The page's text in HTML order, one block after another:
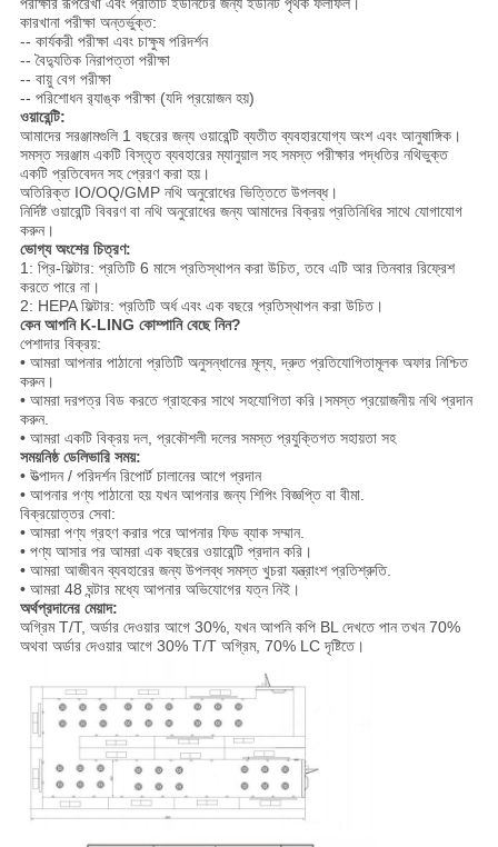
পরীক্ষার রূপরেখা এবং প্রতিটি ইউনিটের জন্য ইউনিট পৃথক ফলাফল।
কারখানা পরীক্ষা অন্তর্ভুক্ত:
-- কার্যকরী পরীক্ষা এবং চাক্ষুষ পরিদর্শন
-- বৈদ্যুতিক নিরাপত্তা পরীক্ষা
-- বায়ু বেগ পরীক্ষা
-- পরিশোধন র‌্যাঙ্ক পরীক্ষা (যদি প্রয়োজন হয়)
ওয়ারেন্টি:
আমাদের সরঞ্জামগুলি 1 বছরের জন্য ওয়ারেন্টি ব্যতীত ব্যবহারযোগ্য অংশ এবং আনুষাঙ্গিক।
সমস্ত সরঞ্জাম একটি বিস্তৃত ব্যবহারের ম্যানুয়াল সহ সমস্ত পরীক্ষার পদ্ধতির নথিভুক্ত
একটি প্রতিবেদন সহ প্রেরণ করা হয়।
অতিরিক্ত IO/OQ/GMP নথি অনুরোধের ভিত্তিতে উপলব্ধ।
নির্দিষ্ট ওয়ারেন্টি বিবরণ বা নথি অনুরোধের জন্য আমাদের বিক্রয় প্রতিনিধির সাথে যোগাযোগ
করুন।
ভোগ্য অংশের চিত্রণ:
1: প্রি-ফিল্টার: প্রতিটি 6 মাসে প্রতিস্থাপন করা উচিত, তবে এটি আর তিনবার রিফ্রেশ
করতে পারে না।
2: HEPA ফিল্টার: প্রতিটি অর্ধ এবং এক বছরে প্রতিস্থাপন করা উচিত।
কেন আপনি K-LING কোম্পানি বেছে নিন?
পেশাদার বিক্রয়:
• আমরা আপনার পাঠানো প্রতিটি অনুসন্ধানের মূল্য, দ্রুত প্রতিযোগিতামূলক অফার নিশ্চিত
করুন।
• আমরা দরপত্র বিড করতে গ্রাহকের সাথে সহযোগিতা করি।সমস্ত প্রয়োজনীয় নথি প্রদান
করুন.
• আমরা একটি বিক্রয় দল, প্রকৌশলী দলের সমস্ত প্রযুক্তিগত সহায়তা সহ
সময়নিষ্ঠ ডেলিভারি সময়:
• উত্পাদন / পরিদর্শন রিপোর্ট চালানের আগে প্রদান
• আপনার পণ্য পাঠানো হয় যখন আপনার জন্য শিপিং বিজ্ঞপ্তি বা বীমা.
বিক্রয়োত্তর সেবা:
• আমরা পণ্য গ্রহণ করার পরে আপনার ফিড ব্যাক সম্মান.
• পণ্য আসার পর আমরা এক বছরের ওয়ারেন্টি প্রদান করি।
• আমরা আজীবন ব্যবহারের জন্য উপলব্ধ সমস্ত খুচরা যন্ত্রাংশ প্রতিশ্রুতি.
• আমরা 48 ঘন্টার মধ্যে আপনার অভিযোগের যত্ন নিই।
অর্থপ্রদানের মেয়াদ:
অগ্রিম T/T, অর্ডার দেওয়ার আগে 30%, যখন আপনি কপি BL দেখতে পান তখন 70%
অথবা অর্ডার দেওয়ার আগে 30% T/T অগ্রিম, 70% LC দৃষ্টিতে।